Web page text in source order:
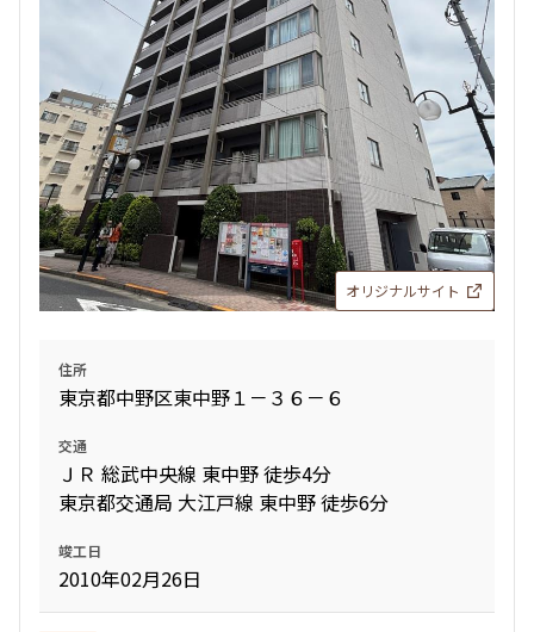
オリジナルサイト
住所
東京都中野区東中野１－３６－６
交通
ＪＲ 総武中央線 東中野 徒歩4分
東京都交通局 大江戸線 東中野 徒歩6分
竣工日
2010年02月26日